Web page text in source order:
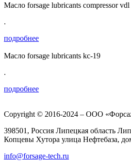
Масло forsage lubricants compressor
.
подробнее
Масло forsage lubricants kс-19
.
подробнее
Copyright © 2016-2024 – ООО
398501, Россия Липецкая область
Копцевы Хутора улица Нефтебаза,
info@forsage-tech.ru